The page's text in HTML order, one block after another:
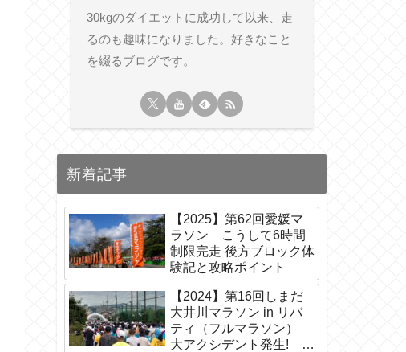
30kgのダイエットに成功して以来、走
るのも趣味になりました。好きなこと
を綴るブログです。
新着記事
【2025】第62回愛媛マ
ラソン こうして6時間
制限完走 後方ブロック体
験記と攻略ポイント
【2024】第16回しまだ
大井川マラソン in リバ
ティ（フルマラソン）
大アクシデント発生! リ